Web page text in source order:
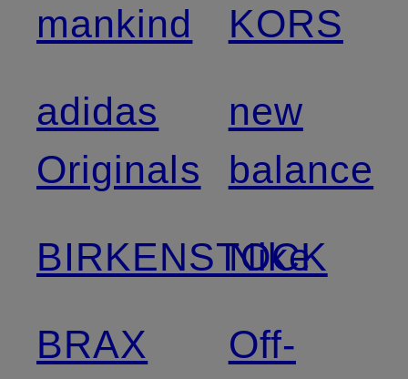
mankind
adidas
Originals
BIRKENSTOCK
BRAX
KORS
new
balance
Nike
Off-